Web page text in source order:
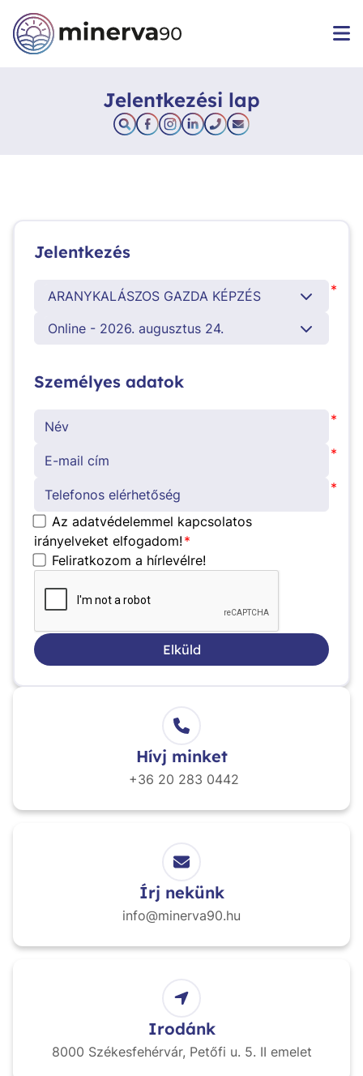
Jelentkezési lap
Jelentkezés
ARANYKALÁSZOS GAZDA KÉPZÉS *
Online - 2026. augusztus 24.
Személyes adatok
*
*
*
Az adatvédelemmel kapcsolatos
irányelveket elfogadom! *
Feliratkozom a hírlevélre!
Elküld
Hívj minket
+36 20 283 0442
Írj nekünk
info@minerva90.hu
Irodánk
8000 Székesfehérvár, Petőfi u. 5. II emelet